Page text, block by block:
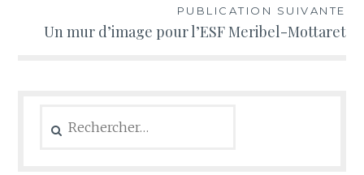
PUBLICATION SUIVANTE
Un mur d’image pour l’ESF Meribel-Mottaret